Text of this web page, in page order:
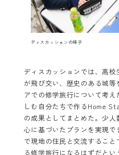
ディスカッションの様子
ディスカッションでは、高
が飛び交い、歴史のある城等
アでの修学旅行について考
しむ自分たちで作るHome
の成果としてまとめた。少
心に基づいたプランを実現で
で現地の住民と交流するこ
る修学旅行になるはずだとい